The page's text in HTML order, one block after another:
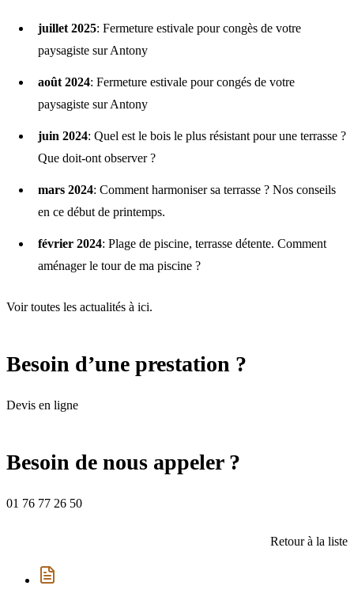
juillet 2025: Fermeture estivale pour congès de votre
paysagiste sur Antony
août 2024: Fermeture estivale pour congés de votre
paysagiste sur Antony
juin 2024: Quel est le bois le plus résistant pour une terrasse ?
Que doit-ont observer ?
mars 2024: Comment harmoniser sa terrasse ? Nos conseils
en ce début de printemps.
février 2024: Plage de piscine, terrasse détente. Comment
aménager le tour de ma piscine ?
Voir toutes les actualités à ici.
Besoin d’une prestation ?
Devis en ligne
Besoin de nous appeler ?
01 76 77 26 50
Retour à la liste